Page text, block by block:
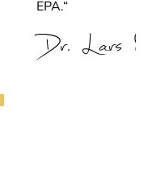
EPA.“
Dr. Lars